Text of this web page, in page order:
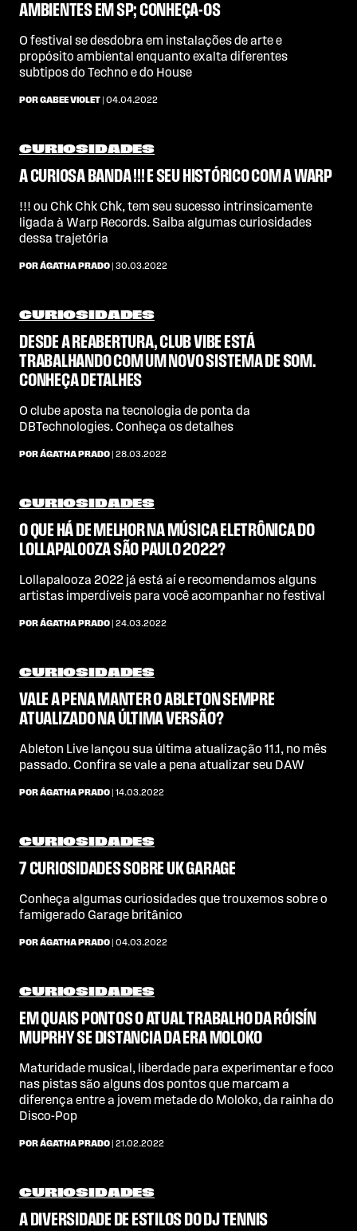
AMBIENTES EM SP; CONHEÇA-OS
O festival se desdobra em instalações de arte e
propósito ambiental enquanto exalta diferentes
subtipos do Techno e do House
POR GABEE VIOLET | 04.04.2022
CURIOSIDADES
A CURIOSA BANDA !!! E SEU HISTÓRICO COM A WARP
!!! ou Chk Chk Chk, tem seu sucesso intrinsicamente
ligada à Warp Records. Saiba algumas curiosidades
dessa trajetória
POR ÁGATHA PRADO | 30.03.2022
CURIOSIDADES
DESDE A REABERTURA, CLUB VIBE ESTÁ
TRABALHANDO COM UM NOVO SISTEMA DE SOM.
CONHEÇA DETALHES
O clube aposta na tecnologia de ponta da
DBTechnologies. Conheça os detalhes
POR ÁGATHA PRADO | 28.03.2022
CURIOSIDADES
O QUE HÁ DE MELHOR NA MÚSICA ELETRÔNICA DO
LOLLAPALOOZA SÃO PAULO 2022?
Lollapalooza 2022 já está aí e recomendamos alguns
artistas imperdíveis para você acompanhar no festival
POR ÁGATHA PRADO | 24.03.2022
CURIOSIDADES
VALE A PENA MANTER O ABLETON SEMPRE
ATUALIZADO NA ÚLTIMA VERSÃO?
Ableton Live lançou sua última atualização 11.1, no mês
passado. Confira se vale a pena atualizar seu DAW
POR ÁGATHA PRADO | 14.03.2022
CURIOSIDADES
7 CURIOSIDADES SOBRE UK GARAGE
Conheça algumas curiosidades que trouxemos sobre o
famigerado Garage britânico
POR ÁGATHA PRADO | 04.03.2022
CURIOSIDADES
EM QUAIS PONTOS O ATUAL TRABALHO DA RÓISÍN
MUPRHY SE DISTANCIA DA ERA MOLOKO
Maturidade musical, liberdade para experimentar e foco
nas pistas são alguns dos pontos que marcam a
diferença entre a jovem metade do Moloko, da rainha do
Disco-Pop
POR ÁGATHA PRADO | 21.02.2022
CURIOSIDADES
A DIVERSIDADE DE ESTILOS DO DJ TENNIS